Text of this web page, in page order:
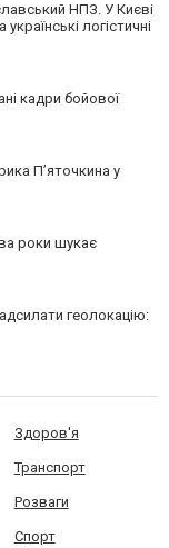
НПЗ. У Києві
логістичні
кадри бойової
П’яточкина у
роки шукає
геолокацію:
Здоров'я
Транспорт
Розваги
Спорт